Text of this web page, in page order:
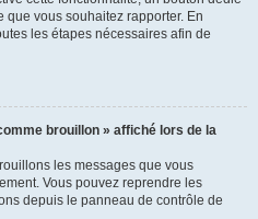
que vous souhaitez rapporter. En
les étapes nécessaires afin de
brouillon » affiché lors de la
les messages que vous
Vous pouvez reprendre les
depuis le panneau de contrôle de